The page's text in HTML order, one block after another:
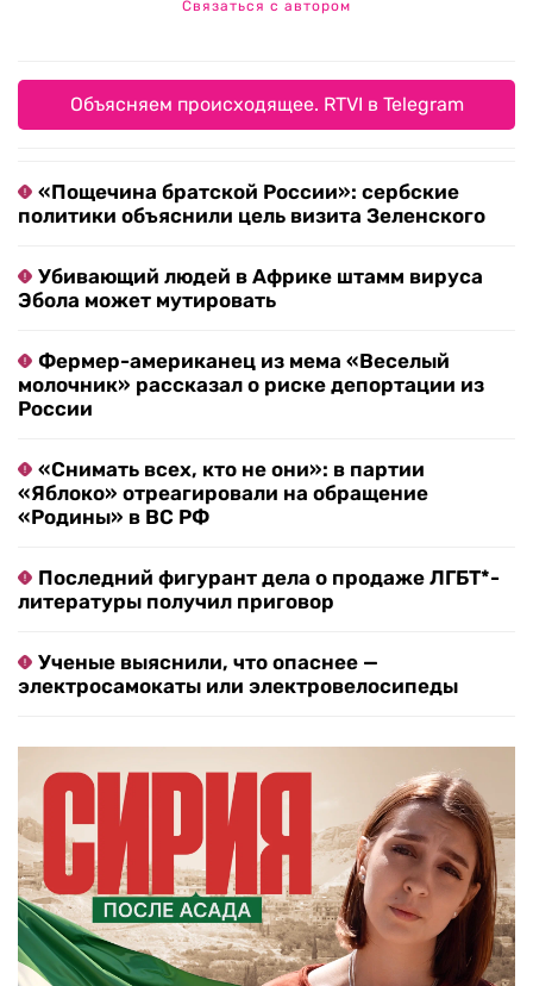
Связаться с автором
Объясняем происходящее. RTVI в Telegram
«Пощечина братской России»: сербские
политики объяснили цель визита Зеленского
Убивающий людей в Африке штамм вируса
Эбола может мутировать
Фермер-американец из мема «Веселый
молочник» рассказал о риске депортации из
России
«Снимать всех, кто не они»: в партии
«Яблоко» отреагировали на обращение
«Родины» в ВС РФ
Последний фигурант дела о продаже ЛГБТ*-
литературы получил приговор
Ученые выяснили, что опаснее —
электросамокаты или электровелосипеды